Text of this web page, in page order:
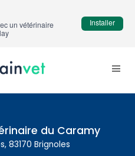
du Caramy
83170 Brignoles
un vétérinaire
Installer